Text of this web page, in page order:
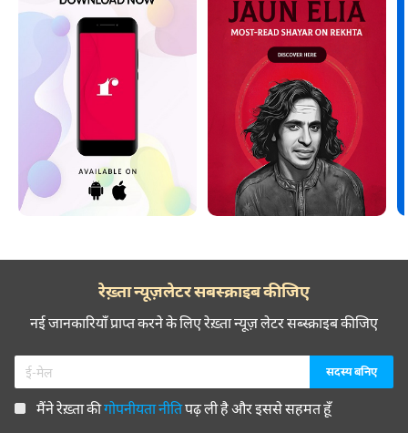
रेख़्ता न्यूज़लेटर सबस्क्राइब कीजिए
नई जानकारियाँ प्राप्त करने के लिए रेख़्ता न्यूज़ लेटर सब्स्क्राइब कीजिए
मैंने रेख़्ता कीगोपनीयता नीतिपढ़ ली है और इससे सहमत हूँ